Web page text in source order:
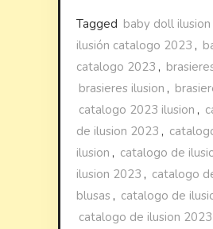
Tagged baby doll
ilusión catalogo 2023 ,
catalogo 2023 ,
brasieres ilusion ,
catalogo 2023 ilusion ,
de ilusion 2023 ,
ilusion , catalogo de
ilusion 2023 , catalogo
blusas , catalogo de
catalogo de ilusion